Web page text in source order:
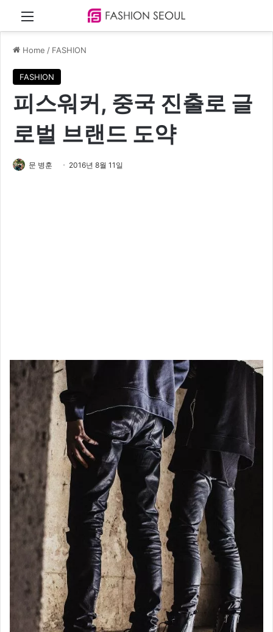
Home / FASHION
FASHION
피스워커, 중국 진출로 글
로벌 브랜드 도약
문 병훈 2016년 8월 11일